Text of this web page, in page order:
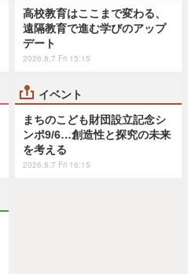
高校教育はここまで変わる、
遠隔教育で進む学びのアップ
デート
2026.8.7 Fri 15:15
イベント
まちのこども財団設立記念シ
ンポ9/6…創造性と探究の未来
を考える
2026.8.7 Fri 16:15